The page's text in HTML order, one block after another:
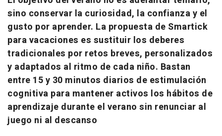
sino conservar la curiosidad, la confianza y el
gusto por aprender. La propuesta de Smartick
para vacaciones es sustituir los deberes
tradicionales por retos breves, personalizados
y adaptados al ritmo de cada niño. Bastan
entre 15 y 30 minutos diarios de estimulación
cognitiva para mantener activos los hábitos de
aprendizaje durante el verano sin renunciar al
juego ni al descanso